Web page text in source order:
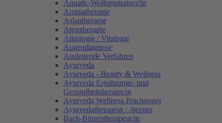
Aquatic-Wellnesstrainer/in
Aromatherapie
Aslantherapie
Atemtherapie
Atlaslogie / Vitalogie
Augendiagnose
Ausleitende Verfahren
Ayurveda
Ayurveda - Beauty & Wellness
Ayurveda Ernährungs- und
Gesundheitsberater/in
Ayurveda Wellness Practitioner
Ayurvedatherapeut / -berater
Bach-Blütentherapeut/in